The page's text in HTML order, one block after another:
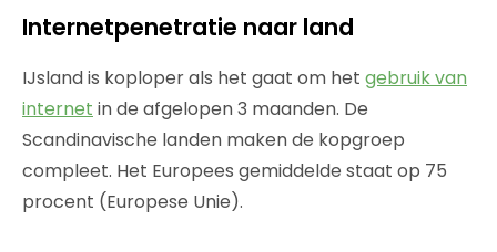
Internetpenetratie naar land
IJsland is koploper als het gaat om het gebruik van
internet in de afgelopen 3 maanden. De
Scandinavische landen maken de kopgroep
compleet. Het Europees gemiddelde staat op 75
procent (Europese Unie).